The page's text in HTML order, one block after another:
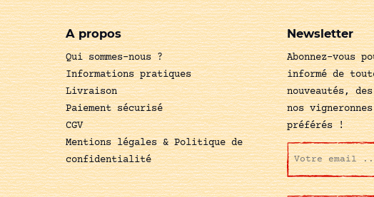
A propos
Qui sommes-nous ?
Informations pratiques
Livraison
Paiement sécurisé
CGV
Mentions légales & Politique de
confidentialité
Newsletter
Abonnez-vous
informé de
nouveautés,
nos
préférés !